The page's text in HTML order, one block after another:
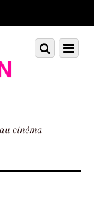
cinéma
Menu
Scroll
down